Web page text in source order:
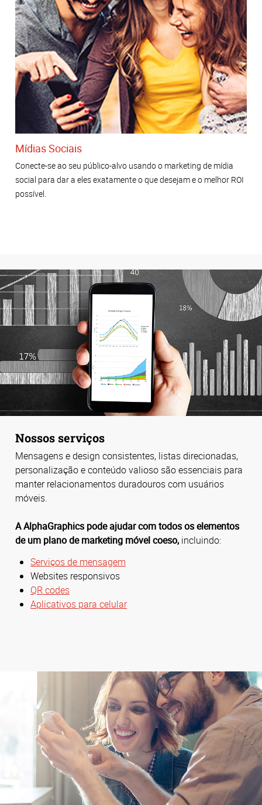
Mídias Sociais
Conecte-se ao seu público-alvo usando o marketing de mídia
social para dar a eles exatamente o que desejam e o melhor ROI
possível.
Nossos serviços
Mensagens e design consistentes, listas direcionadas,
personalização e conteúdo valioso são essenciais para
manter relacionamentos duradouros com usuários
móveis.
A AlphaGraphics pode ajudar com todos os elementos
de um plano de marketing móvel coeso, incluindo:
Serviços de mensagem
Websites responsivos
QR codes
Aplicativos para celular